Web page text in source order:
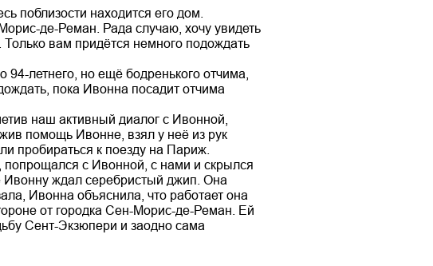
поблизости находится его дом.
де-Реман. Рада случаю, хочу увидеть
вам придётся немного подождать
летнего, но ещё бодренького отчима,
пока Ивонна посадит отчима
наш активный диалог с Ивонной,
помощь Ивонне, взял у неё из рук
пробираться к поезду на Париж.
с Ивонной, с нами и скрылся
Ивонну ждал серебристый джип. Она
Ивонна объяснила, что работает она
от городка Сен-Морис-де-Реман. Ей
Сент-Экзюпери и заодно сама